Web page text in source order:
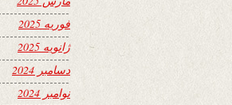
فوریه 2025
ژانویه 2025
دسامبر 2024
نوامبر 2024